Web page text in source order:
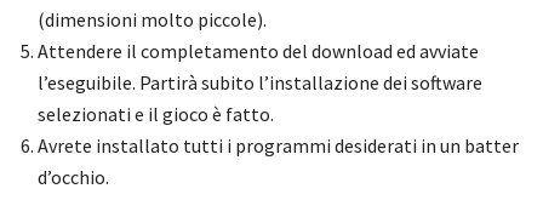
(dimensioni molto piccole).
Attendere il completamento del download ed avviate
l’eseguibile. Partirà subito l’installazione dei software
selezionati e il gioco è fatto.
Avrete installato tutti i programmi desiderati in un batter
d’occhio.